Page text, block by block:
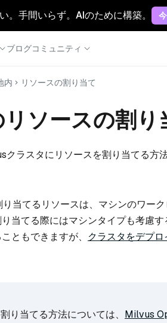
手間いらず。AIのために構築。
ブログコミュニティ
内 リソースの割り当て
ソースの割り
ラスタにリソースを割り当てる方
当てるリソースは、マシンのワー
当てる際にはマシンタイプも考慮す
ともできますが、 クラスタをデプロ
当てる方法については、 Milvus